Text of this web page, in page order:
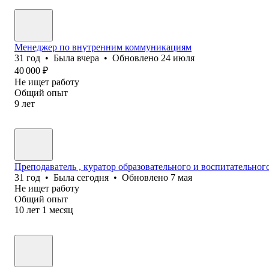
Менеджер по внутренним коммуникациям
31 год • Была вчера • Обновлено 24 июля
40 000 ₽
Не ищет работу
Общий опыт
9 лет
Преподаватель , куратор образовательного и
31 год • Была сегодня • Обновлено 7 мая
Не ищет работу
Общий опыт
10 лет 1 месяц